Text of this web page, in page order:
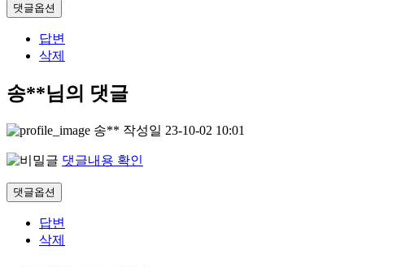
댓글옵션
답변
삭제
송**님의 댓글
송** 작성일 23-10-02 10:01
댓글내용 확인
댓글옵션
답변
삭제